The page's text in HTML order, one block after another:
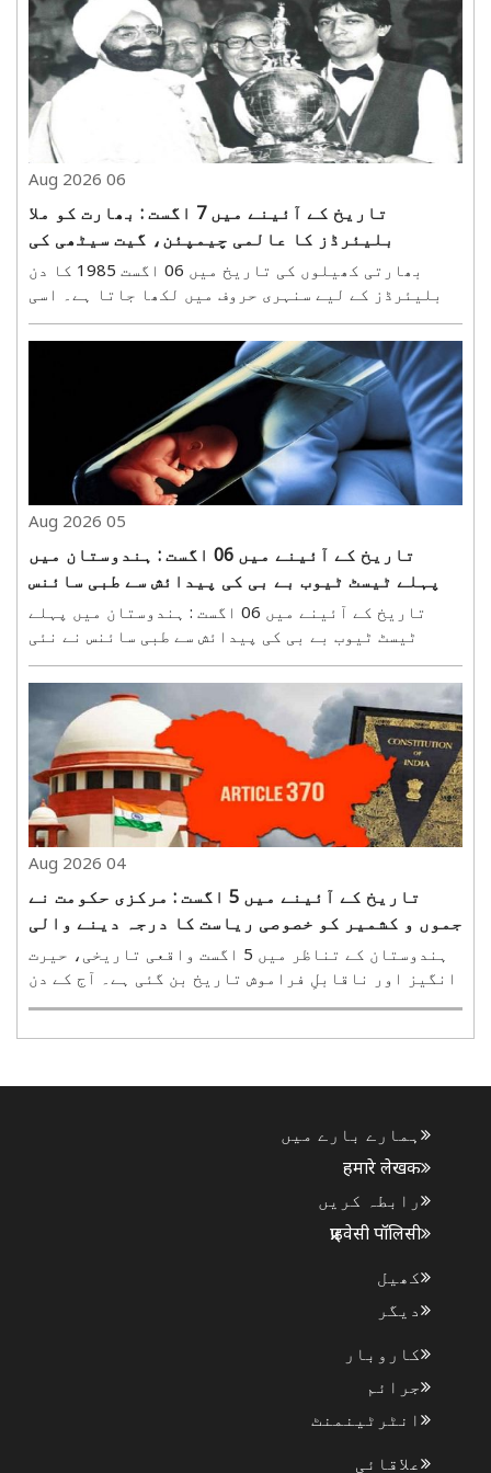
06 Aug 2026
تاریخ کے آئینے میں 7 اگست : بھارت کو ملا
بلیئرڈز کا عالمی چیمپئن، گیت سیٹھی کی
تاریخی جیت
بھارتی کھیلوں کی تاریخ میں 06 اگست 1985 کا دن
بلیئرڈز کے لیے سنہری حروف میں لکھا جاتا ہے۔ اسی
سیٹھی نے ورلڈ ایمیچر بلیئرڈز چیمپئن شپ کا اعزاز
جیت کر ملک کو بین الاقوامی سطح پر نئی شناخت دلائی۔
05 Aug 2026
تاریخ کے آئینے میں 06 اگست : ہندوستان میں
پہلے ٹیسٹ ٹیوب بے بی کی پیدائش سے طبی سائنس
نے نئی تاریخ رقم کی
تاریخ کے آئینے میں 06 اگست : ہندوستان میں پہلے
ٹیسٹ ٹیوب بے بی کی پیدائش سے طبی سائنس نے نئی
اگست 1986 ایک تاریخی دن کے طور پر درج ہے۔ اسی دن
ممبئی کے جسلوک اسپتال میں ہندوستان کے پہلی ٹیسٹ
ٹیوب ..
04 Aug 2026
تاریخ کے آئینے میں 5 اگست : مرکزی حکومت نے
جموں و کشمیر کو خصوصی ریاست کا درجہ دینے والی
دفعہ 370 اور 35 اے کو ختم کیا ہندوستان کے تناظر میں 5 اگست واقعی تاریخی، حیرت
انگیز اور ناقابلِ فراموش تاریخ بن گئی ہے۔ آج کے دن
ہمارے بارے میں
हमारे लेखक
رابطہ کریں
प्राइवेसी पॉलिसी
کھیل
دیگر
کاروبار
جرائم
انٹرٹینمنٹ
علاقائی